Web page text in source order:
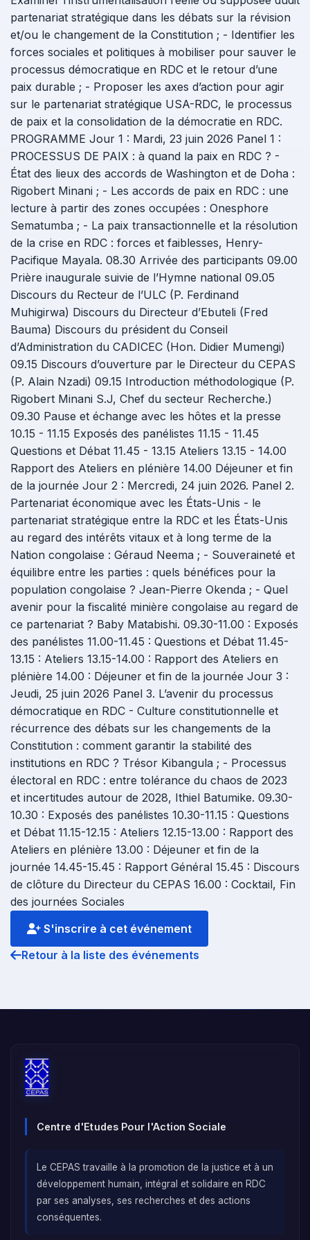
partenariat stratégique dans les débats sur la révision
et/ou le changement de la Constitution ; - Identifier les
forces sociales et politiques à mobiliser pour sauver le
processus démocratique en RDC et le retour d’une
paix durable ; - Proposer les axes d’action pour agir
sur le partenariat stratégique USA-RDC, le processus
de paix et la consolidation de la démocratie en RDC.
PROGRAMME Jour 1 : Mardi, 23 juin 2026 Panel 1 :
PROCESSUS DE PAIX : à quand la paix en RDC ? -
État des lieux des accords de Washington et de Doha :
Rigobert Minani ; - Les accords de paix en RDC : une
lecture à partir des zones occupées : Onesphore
Sematumba ; - La paix transactionnelle et la résolution
de la crise en RDC : forces et faiblesses, Henry-
Pacifique Mayala. 08.30 Arrivée des participants 09.00
Prière inaugurale suivie de l’Hymne national 09.05
Discours du Recteur de l’ULC (P. Ferdinand
Muhigirwa) Discours du Directeur d’Ebuteli (Fred
Bauma) Discours du président du Conseil
d’Administration du CADICEC (Hon. Didier Mumengi)
09.15 Discours d’ouverture par le Directeur du CEPAS
(P. Alain Nzadi) 09.15 Introduction méthodologique (P.
Rigobert Minani S.J, Chef du secteur Recherche.)
09.30 Pause et échange avec les hôtes et la presse
10.15 - 11.15 Exposés des panélistes 11.15 - 11.45
Questions et Débat 11.45 - 13.15 Ateliers 13.15 - 14.00
Rapport des Ateliers en plénière 14.00 Déjeuner et fin
de la journée Jour 2 : Mercredi, 24 juin 2026. Panel 2.
Partenariat économique avec les États-Unis - le
partenariat stratégique entre la RDC et les États-Unis
au regard des intérêts vitaux et à long terme de la
Nation congolaise : Géraud Neema ; - Souveraineté et
équilibre entre les parties : quels bénéfices pour la
population congolaise ? Jean-Pierre Okenda ; - Quel
avenir pour la fiscalité minière congolaise au regard de
ce partenariat ? Baby Matabishi. 09.30-11.00 : Exposés
des panélistes 11.00-11.45 : Questions et Débat 11.45-
13.15 : Ateliers 13.15-14.00 : Rapport des Ateliers en
plénière 14.00 : Déjeuner et fin de la journée Jour 3 :
Jeudi, 25 juin 2026 Panel 3. L’avenir du processus
démocratique en RDC - Culture constitutionnelle et
récurrence des débats sur les changements de la
Constitution : comment garantir la stabilité des
institutions en RDC ? Trésor Kibangula ; - Processus
électoral en RDC : entre tolérance du chaos de 2023
et incertitudes autour de 2028, Ithiel Batumike. 09.30-
10.30 : Exposés des panélistes 10.30-11.15 : Questions
et Débat 11.15-12.15 : Ateliers 12.15-13.00 : Rapport des
Ateliers en plénière 13.00 : Déjeuner et fin de la
journée 14.45-15.45 : Rapport Général 15.45 : Discours
de clôture du Directeur du CEPAS 16.00 : Cocktail, Fin
des journées Sociales
S'inscrire à cet événement
Retour à la liste des événements
Centre d'Etudes Pour l'Action Sociale
Le CEPAS travaille à la promotion de la justice et à un
développement humain, intégral et solidaire en RDC
par ses analyses, ses recherches et des actions
conséquentes.